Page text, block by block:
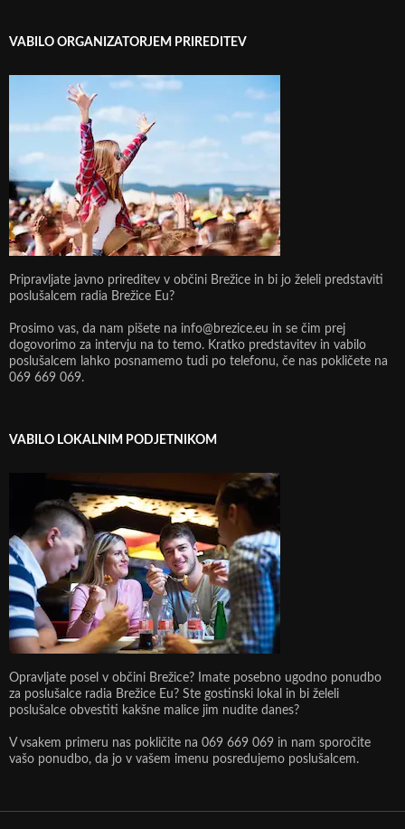
VABILO ORGANIZATORJEM PRIREDITEV
Pripravljate javno prireditev v občini Brežice in bi jo želeli predstaviti
poslušalcem radia Brežice Eu?
Prosimo vas, da nam pišete na info@brezice.eu in se čim prej
dogovorimo za intervju na to temo. Kratko predstavitev in vabilo
poslušalcem lahko posnamemo tudi po telefonu, če nas pokličete na
069 669 069.
VABILO LOKALNIM PODJETNIKOM
Opravljate posel v občini Brežice? Imate posebno ugodno ponudbo
za poslušalce radia Brežice Eu? Ste gostinski lokal in bi želeli
poslušalce obvestiti kakšne malice jim nudite danes?
V vsakem primeru nas pokličite na 069 669 069 in nam sporočite
vašo ponudbo, da jo v vašem imenu posredujemo poslušalcem.